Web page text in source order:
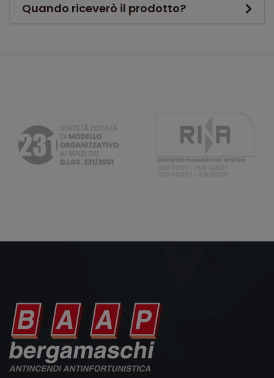
Quando riceverò il prodotto?